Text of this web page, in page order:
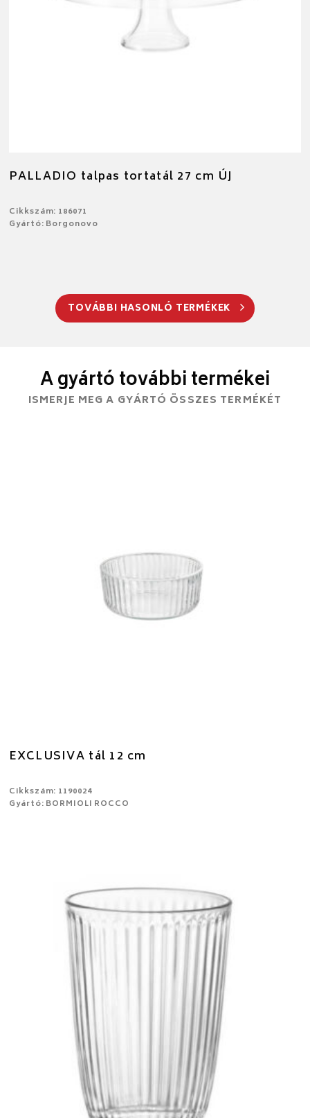
PALLADIO talpas tortatál 27 cm ÚJ
Cikkszám: 186071
Gyártó: Borgonovo
TOVÁBBI HASONLÓ TERMÉKEK
A gyártó további termékei
ISMERJE MEG A GYÁRTÓ ÖSSZES TERMÉKÉT
EXCLUSIVA tál 12 cm
Cikkszám: 1190024
Gyártó: BORMIOLI ROCCO